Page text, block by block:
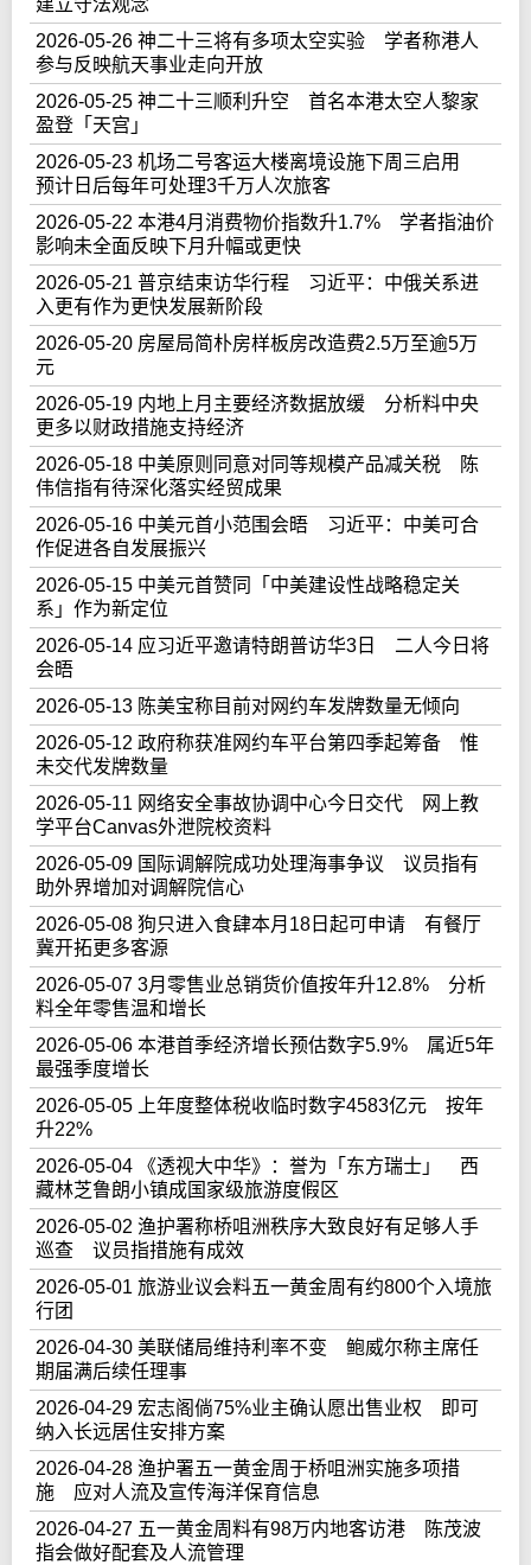
建立守法观念
2026-05-26 神二十三将有多项太空实验 学者称港人
参与反映航天事业走向开放
2026-05-25 神二十三顺利升空 首名本港太空人黎家
盈登「天宫」
2026-05-23 机场二号客运大楼离境设施下周三启用
预计日后每年可处理3千万人次旅客
2026-05-22 本港4月消费物价指数升1.7% 学者指油价
影响未全面反映下月升幅或更快
2026-05-21 普京结束访华行程 习近平：中俄关系进
入更有作为更快发展新阶段
2026-05-20 房屋局简朴房样板房改造费2.5万至逾5万
元
2026-05-19 内地上月主要经济数据放缓 分析料中央
更多以财政措施支持经济
2026-05-18 中美原则同意对同等规模产品减关税 陈
伟信指有待深化落实经贸成果
2026-05-16 中美元首小范围会晤 习近平：中美可合
作促进各自发展振兴
2026-05-15 中美元首赞同「中美建设性战略稳定关
系」作为新定位
2026-05-14 应习近平邀请特朗普访华3日 二人今日将
会晤
2026-05-13 陈美宝称目前对网约车发牌数量无倾向
2026-05-12 政府称获准网约车平台第四季起筹备 惟
未交代发牌数量
2026-05-11 网络安全事故协调中心今日交代 网上教
学平台Canvas外泄院校资料
2026-05-09 国际调解院成功处理海事争议 议员指有
助外界增加对调解院信心
2026-05-08 狗只进入食肆本月18日起可申请 有餐厅
冀开拓更多客源
2026-05-07 3月零售业总销货价值按年升12.8% 分析
料全年零售温和增长
2026-05-06 本港首季经济增长预估数字5.9% 属近5年
最强季度增长
2026-05-05 上年度整体税收临时数字4583亿元 按年
升22%
2026-05-04 《透视大中华》：誉为「东方瑞士」 西
藏林芝鲁朗小镇成国家级旅游度假区
2026-05-02 渔护署称桥咀洲秩序大致良好有足够人手
巡查 议员指措施有成效
2026-05-01 旅游业议会料五一黄金周有约800个入境旅
行团
2026-04-30 美联储局维持利率不变 鲍威尔称主席任
期届满后续任理事
2026-04-29 宏志阁倘75%业主确认愿出售业权 即可
纳入长远居住安排方案
2026-04-28 渔护署五一黄金周于桥咀洲实施多项措
施 应对人流及宣传海洋保育信息
2026-04-27 五一黄金周料有98万内地客访港 陈茂波
指会做好配套及人流管理